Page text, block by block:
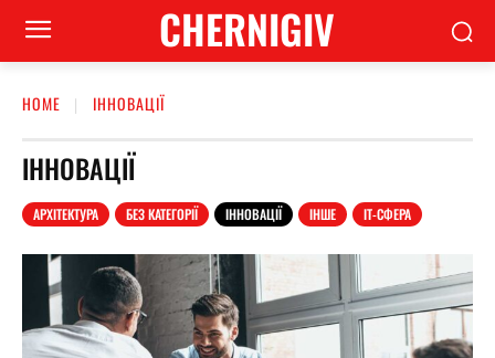
CHERNIGIV
HOME ІННОВАЦІЇ
ІННОВАЦІЇ
АРХІТЕКТУРА БЕЗ КАТЕГОРІЇ ІННОВАЦІЇ ІНШЕ ІТ-СФЕРА